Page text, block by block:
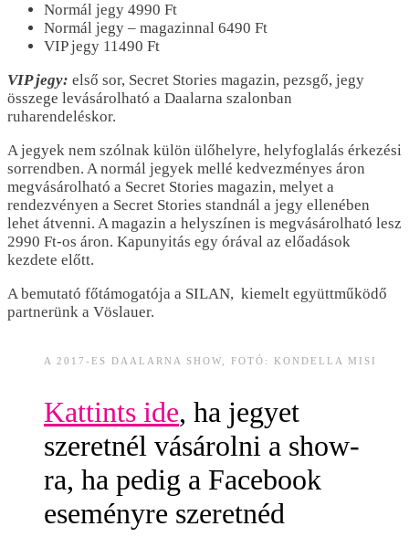
Normál jegy 4990 Ft
Normál jegy – magazinnal 6490 Ft
VIP jegy 11490 Ft
VIP jegy: első sor, Secret Stories magazin, pezsgő, jegy
összege levásárolható a Daalarna szalonban
ruharendeléskor.
A jegyek nem szólnak külön ülőhelyre, helyfoglalás érkezési
sorrendben. A normál jegyek mellé kedvezményes áron
megvásárolható a Secret Stories magazin, melyet a
rendezvényen a Secret Stories standnál a jegy ellenében
lehet átvenni. A magazin a helyszínen is megvásárolható lesz
2990 Ft-os áron. Kapunyitás egy órával az előadások
kezdete előtt.
A bemutató főtámogatója a SILAN, kiemelt együttműködő
partnerünk a Vöslauer.
A 2017-ES DAALARNA SHOW, FOTÓ: KONDELLA MISI
Kattints ide, ha jegyet
szeretnél vásárolni a show-
ra, ha pedig a Facebook
eseményre szeretnéd